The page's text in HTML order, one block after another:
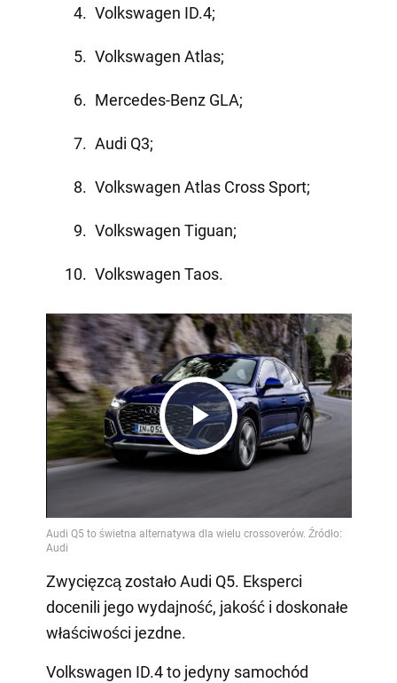
Volkswagen ID.4;
Volkswagen Atlas;
Mercedes-Benz GLA;
Audi Q3;
Volkswagen Atlas Cross Sport;
Volkswagen Tiguan;
Volkswagen Taos.
Play
Video
Zwycięzcą zostało Audi Q5. Eksperci
docenili jego wydajność, jakość i doskonałe
właściwości jezdne.
Volkswagen ID.4 to jedyny samochód